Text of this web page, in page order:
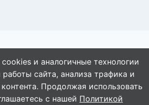
и аналогичные технологии
сайта, анализа трафика и
Продолжая использовать
с нашей Политикой